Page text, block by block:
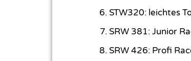
STW320: leichtes
SRW 381: Junior
SRW 426: Profi